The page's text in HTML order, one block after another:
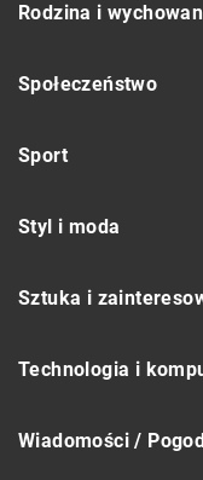
Rodzina i
Społeczeństwo
Sport
Styl i moda
Sztuka i
Technologia i
Wiadomości /